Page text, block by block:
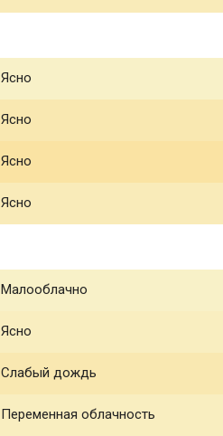
Ясно
Ясно
Ясно
Ясно
Малооблачно
Ясно
Слабый дождь
Переменная облачность